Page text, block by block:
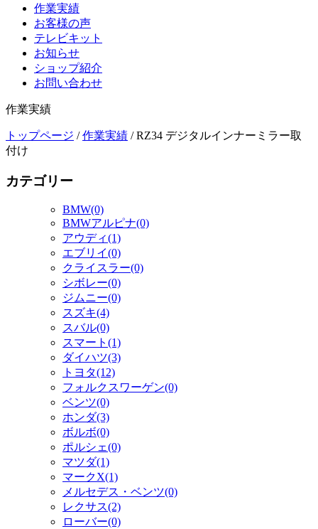
作業実績
お客様の声
テレビキット
お知らせ
ショップ紹介
お問い合わせ
作業実績
トップページ /作業実績 /RZ34 デジタルインナーミラー取
付け
カテゴリー
BMW(0)
BMWアルピナ(0)
アウディ(1)
エブリイ(0)
クライスラー(0)
シボレー(0)
ジムニー(0)
スズキ(4)
スバル(0)
スマート(1)
ダイハツ(3)
トヨタ(12)
フォルクスワーゲン(0)
ベンツ(0)
ホンダ(3)
ボルボ(0)
ポルシェ(0)
マツダ(1)
マークX(1)
メルセデス・ベンツ(0)
レクサス(2)
ローバー(0)